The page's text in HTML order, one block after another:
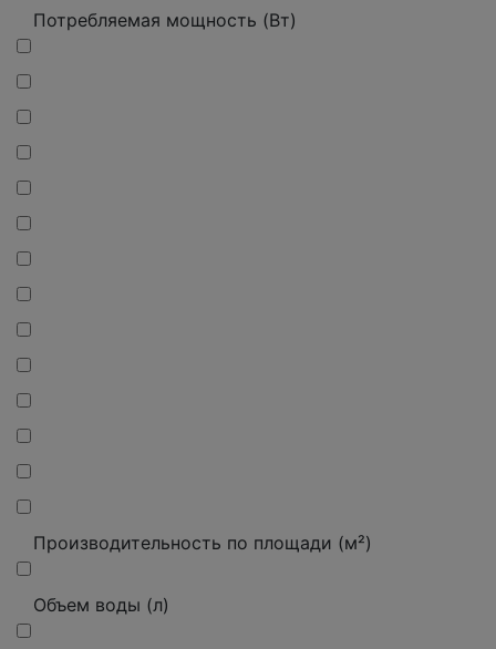
Потребляемая мощность (Вт)
Производительность по площади (м²)
Объем воды (л)